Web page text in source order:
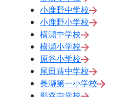
小鹿野中学校
小鹿野小学校
横瀬中学校
横瀬小学校
原谷小学校
尾田蒔中学校
長瀞第一小学校